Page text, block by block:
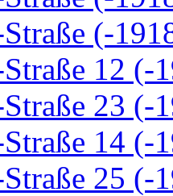
(-
12 (-
23 (-
14 (-
25 (-